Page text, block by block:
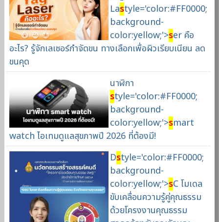
Lastyle='color:#FF0000;
background-
color:yellow;'>ser คือ
อะไร? รู้จักเลเซอร์กำจัดขน ทางเลือกเพื่อผิวเรียบเนียน ลด
ขนคุด
นาฬิกา
style='color:#FF0000;
background-
color:yellow;'>smart
watch ไอเทมดูแลสุขภาพปี 2026 ที่ต้องมี!
Dstyle='color:#FF0000;
background-
color:yellow;'>sC โมเดล
ขับเคลื่อนความรู้คู่คุณธรรม
ด้วยโครงงานคุณธรรม